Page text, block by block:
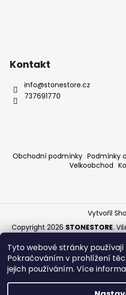
Tyto webové stránky používají
Pokračováním v prohlížení
jejich používáním. Více
Kontakt
info@stonestore.cz
737691770
Obchodní podmínky Podmínky
Velkoobchod
Vytvořil
Copyright 2026STONESTORE.